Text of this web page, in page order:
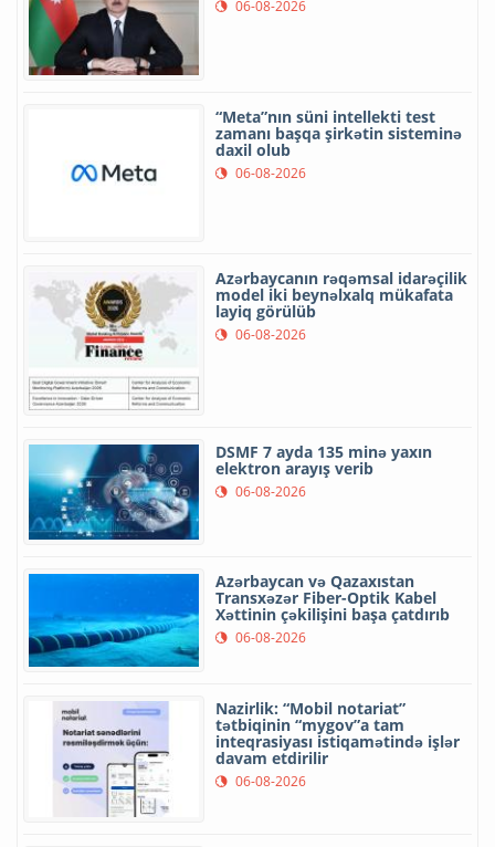
06-08-2026
“Meta”nın süni intellekti test
zamanı başqa şirkətin sisteminə
daxil olub
06-08-2026
Azərbaycanın rəqəmsal idarəçilik
model iki beynəlxalq mükafata
layiq görülüb
06-08-2026
DSMF 7 ayda 135 minə yaxın
elektron arayış verib
06-08-2026
Azərbaycan və Qazaxıstan
Transxəzər Fiber-Optik Kabel
Xəttinin çəkilişini başa çatdırıb
06-08-2026
Nazirlik: “Mobil notariat”
tətbiqinin “mygov”a tam
inteqrasiyası istiqamətində işlər
davam etdirilir
06-08-2026